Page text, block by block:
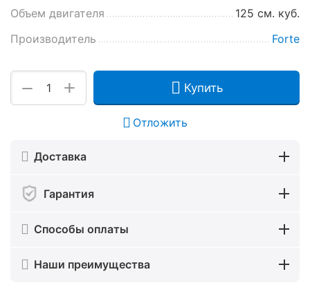
Объем двигателя
125 см. куб.
Производитель
Forte
+
− Купить
Отложить
Доставка
Гарантия
Способы оплаты
Наши преимущества